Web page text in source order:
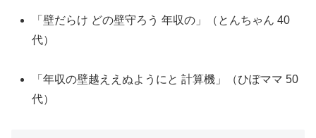
「壁だらけ どの壁守ろう 年収の」（とんちゃん 40
代）
「年収の壁越ええぬようにと 計算機」（ひぽママ 50
代）